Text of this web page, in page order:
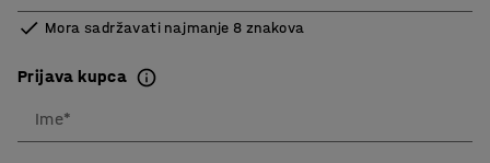
Mora sadržavati najmanje 8 znakova
Prijava kupca
Ime*